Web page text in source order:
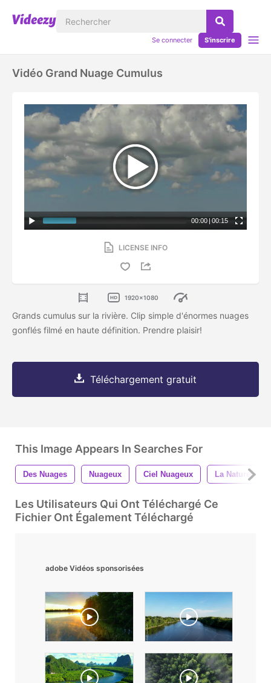
Se connecter S'inscrire
Vidéo Grand Nuage Cumulus
00:00 | 00:15
LICENSE INFO
1920x1080
Grands cumulus sur la rivière. Clip simple d'énormes nuages ​​
gonflés filmé en haute définition. Prendre plaisir!
Téléchargement gratuit
This Image Appears In Searches For
Des Nuages Nuageux Ciel Nuageux La Nature
Les Utilisateurs Qui Ont Téléchargé Ce
Fichier Ont Également Téléchargé
adobe Vidéos sponsorisées